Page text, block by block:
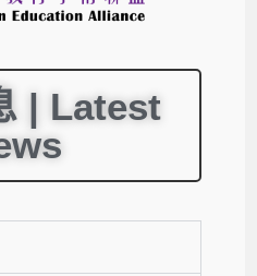
| Latest